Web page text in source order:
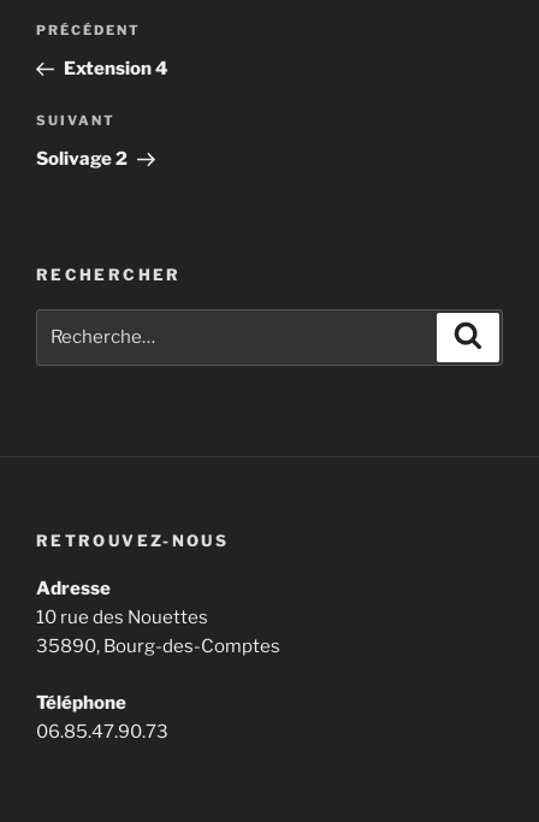
Navigation
l’article
Article
précédent
PRÉCÉDENT
Extension 4
Article
suivant
SUIVANT
Solivage 2
RECHERCHER
RETROUVEZ-NOUS
Adresse
10 rue des Nouettes
35890, Bourg-des-Comptes
Téléphone
06.85.47.90.73